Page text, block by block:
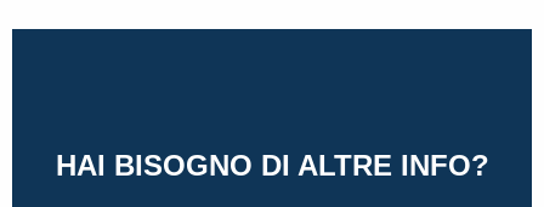
HAI BISOGNO DI ALTRE INFO?